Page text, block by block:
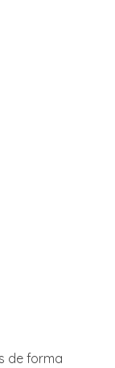
de forma